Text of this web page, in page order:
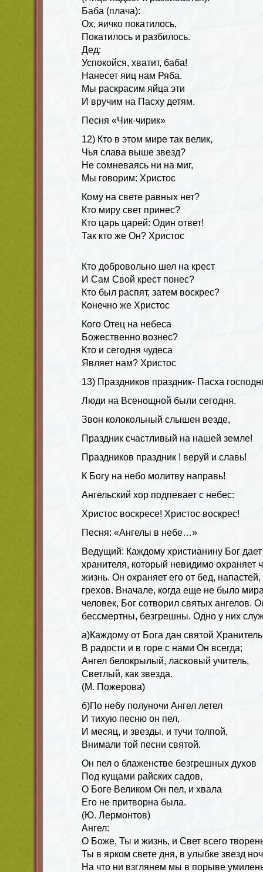
Баба (плача):
Ох, яичко покатилось,
Покатилось и разбилось.
Дед:
Успокойся, хватит, баба!
Нанесет яиц нам Ряба.
Мы раскрасим яйца эти
И вручим на Пасху детям.
Песня «Чик-чирик»
12) Кто в этом мире так велик,
Чья слава выше звезд?
Не сомневаясь ни на миг,
Мы говорим: Христос
Кому на свете равных нет?
Кто миру свет принес?
Кто царь царей: Один ответ!
Так кто же Он? Христос
Кто добровольно шел на крест
И Сам Свой крест понес?
Кто был распят, затем воскрес?
Конечно же Христос
Кого Отец на небеса
Божественно вознес?
Кто и сегодня чудеса
Являет нам? Христос
13) Праздников праздник- Пасха
Люди на Всенощной были сегодня.
Звон колокольный слышен везде,
Праздник счастливый на нашей земле!
Праздников праздник ! веруй и славь!
К Богу на небо молитву направь!
Ангельский хор подпевает с небес:
Христос воскресе! Христос воскрес!
Песня: «Ангелы в небе…»
Ведущий: Каждому христианину Бог
хранителя, который невидимо охраняет
жизнь. Он охраняет его от бед, напастей,
грехов. Вначале, когда еще не было
человек, Бог сотворил святых ангелов.
бессмертны, безгрешны. Одно у них
а)Каждому от Бога дан святой
В радости и в горе с нами Он всегда;
Ангел белокрылый, ласковый учитель,
Светлый, как звезда.
(М. Пожерова)
б)По небу полуночи Ангел летел
И тихую песню он пел,
И месяц, и звезды, и тучи толпой,
Внимали той песни святой.
Он пел о блаженстве безгрешных духов
Под кущами райских садов,
О Боге Великом Он пел, и хвала
Его не притворна была.
(Ю. Лермонтов)
Ангел:
О Боже, Ты и жизнь, и Свет всего
Ты в ярком свете дня, в улыбке звезд
На что ни взглянем мы в порыве